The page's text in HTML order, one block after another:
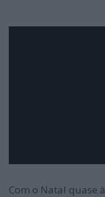
Com o Natal quase